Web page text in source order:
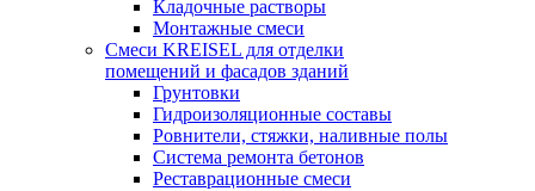
Кладочные растворы
Монтажные смеси
Смеси KREISEL для отделки
помещений и фасадов зданий
Грунтовки
Гидроизоляционные составы
Ровнители, стяжки, наливные полы
Cистема ремонта бетонов
Реставрационные смеси